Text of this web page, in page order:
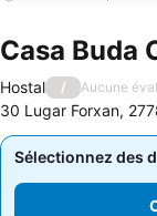
Casa Buda
Hostal / Aucune
30 Lugar Forxan,
Sélectionnez des
Sélectionnez des